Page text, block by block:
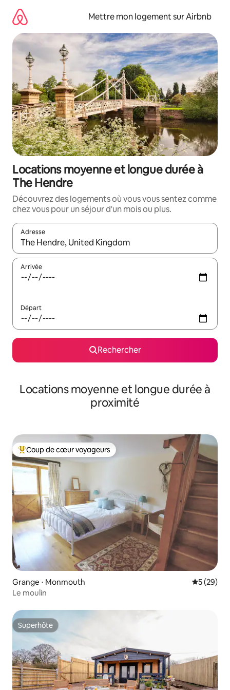
directement
contenu
Mettre mon logement sur Airbnb
Locations moyenne et longue durée à
The Hendre
Découvrez des logements où vous vous sentez comme
chez vous pour un séjour d'un mois ou plus.
Adresse
Lorsque les résultats s'affichent, utilisez les flèches vers le
Arrivée
Départ
Rechercher
Locations moyenne et longue durée à
proximité
Coups de cœur voyageurs les plus appréciés
Coup de cœur voyageurs
Grange ⋅ Monmouth
5 (29)
Le moulin
Superhôte
Superhôte